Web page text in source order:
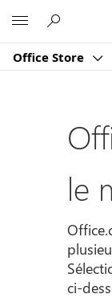
Office Store
le
ci-